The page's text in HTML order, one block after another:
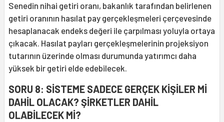
Senedin nihai getiri oranı, bakanlık tarafından belirlenen
getiri oranının hasılat pay gerçekleşmeleri çerçevesinde
hesaplanacak endeks değeri ile çarpılması yoluyla ortaya
çıkacak. Hasılat payları gerçekleşmelerinin projeksiyon
tutarının üzerinde olması durumunda yatırımcı daha
yüksek bir getiri elde edebilecek.
SORU 8: SİSTEME SADECE GERÇEK KİŞİLER Mİ
DAHİL OLACAK? ŞİRKETLER DAHİL
OLABİLECEK Mİ?